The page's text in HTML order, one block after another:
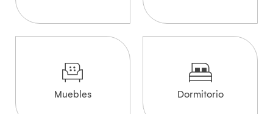
Muebles Dormitorio